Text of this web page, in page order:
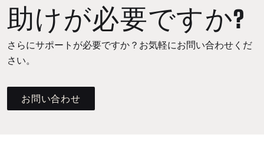
助けが必要ですか?
さらにサポートが必要ですか？お気軽にお問い合わせくだ
さい。
お問い合わせ